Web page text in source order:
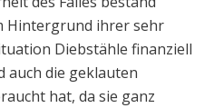
Hintergrund ihrer sehr
Diebstähle finanziell
auch die geklauten
hat, da sie ganz